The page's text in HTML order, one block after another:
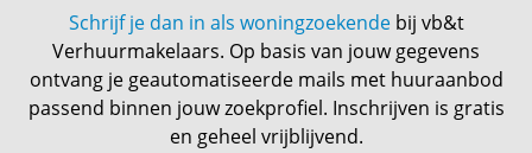
Schrijf je dan in als woningzoekendebij vb&t
Verhuurmakelaars. Op basis van jouw gegevens
ontvang je geautomatiseerde mails met huuraanbod
passend binnen jouw zoekprofiel. Inschrijven is gratis
en geheel vrijblijvend.